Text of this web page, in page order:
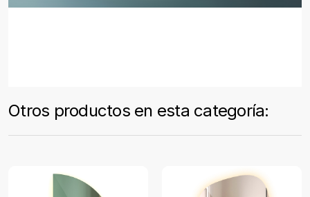
Otros productos en esta categoría: